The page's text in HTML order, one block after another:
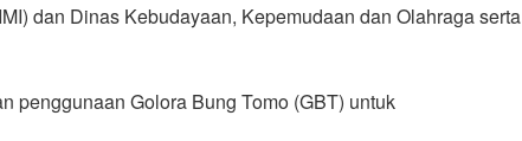
dan Dinas Kebudayaan, Kepemudaan dan Olahraga serta
penggunaan Golora Bung Tomo (GBT) untuk